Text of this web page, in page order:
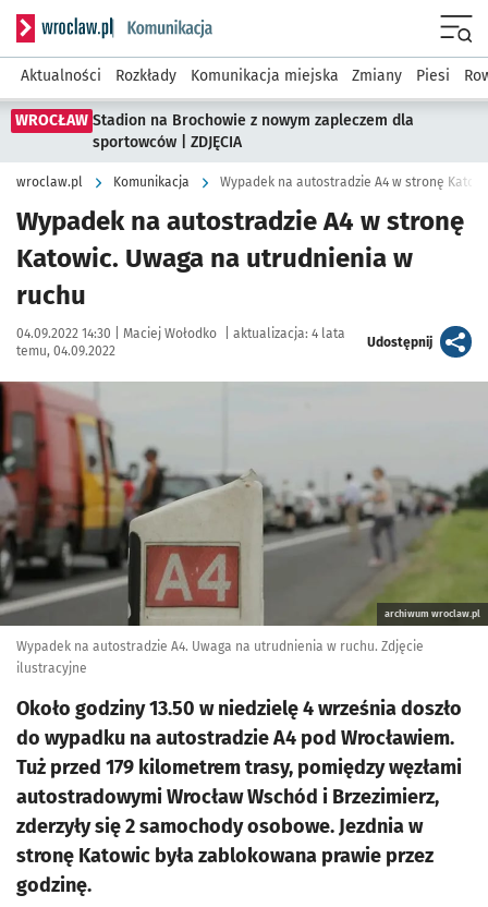
Serwis informacyjny wroclaw.pl podserwis: Komunikacja
Aktualności Rozkłady Komunikacja miejska Zmiany Piesi
WROCŁAW Stadion na Brochowie z nowym zapleczem dla
sportowców | ZDJĘCIA
wroclaw.pl Komunikacja Wypadek na autostradzie A4 w stronę
Wypadek na autostradzie A4 w stronę
Katowic. Uwaga na utrudnienia w
ruchu
Data publikacji:
04.09.2022 14:30 | Autor:
Maciej Wołodko aktualizacja: 4 lata
temu, 04.09.2022
Udostępnijartykuł
Kliknij, aby powiększyć
archiwum wroclaw.pl
Wypadek na autostradzie A4. Uwaga na utrudnienia w ruchu. Zdjęcie
ilustracyjne
Około godziny 13.50 w niedzielę 4 września doszło
do wypadku na autostradzie A4 pod Wrocławiem.
Tuż przed 179 kilometrem trasy, pomiędzy węzłami
autostradowymi Wrocław Wschód i Brzezimierz,
zderzyły się 2 samochody osobowe. Jezdnia w
stronę Katowic była zablokowana prawie przez
godzinę.